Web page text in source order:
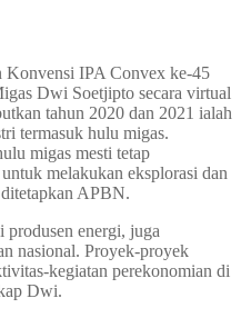
IPA Convex ke-45
Dwi Soetjipto secara virtual
tahun 2020 dan 2021 ialah
termasuk hulu migas.
migas mesti tetap
melakukan eksplorasi dan
APBN.
produsen energi, juga
nasional. Proyek-proyek
kegiatan perekonomian di
Dwi.